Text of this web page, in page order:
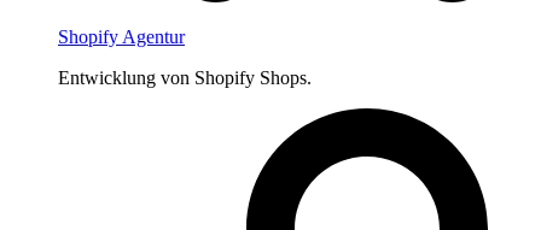
Shopify Agentur
Entwicklung von Shopify Shops.